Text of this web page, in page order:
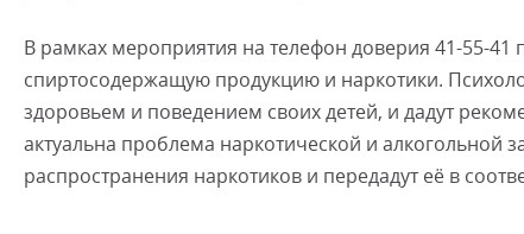
В рамках мероприятия на телефон доверия 41-55-
спиртосодержащую продукцию и наркотики.
здоровьем и поведением своих детей, и дадут
актуальна проблема наркотической и
распространения наркотиков и передадут её в